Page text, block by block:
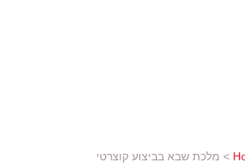
> מלכת שבא בביצוע קוצרטי